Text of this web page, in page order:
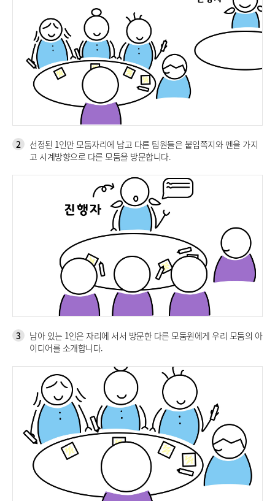
2
선정된 1인만 모둠자리에 남고 다른 팀원들은 붙임쪽지와 펜을 가지
고 시계방향으로 다른 모둠을 방문합니다.
3
남아 있는 1인은 자리에 서서 방문한 다른 모둠원에게 우리 모둠의 아
이디어를 소개합니다.